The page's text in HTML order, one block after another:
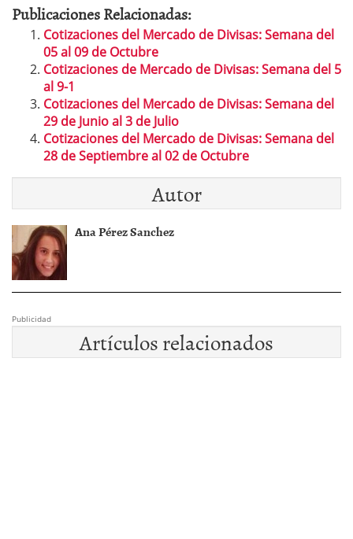
Publicaciones Relacionadas:
Cotizaciones del Mercado de Divisas: Semana del
05 al 09 de Octubre
Cotizaciones de Mercado de Divisas: Semana del 5
al 9-1
Cotizaciones del Mercado de Divisas: Semana del
29 de Junio al 3 de Julio
Cotizaciones del Mercado de Divisas: Semana del
28 de Septiembre al 02 de Octubre
Autor
Ana Pérez Sanchez
Publicidad
Artículos relacionados